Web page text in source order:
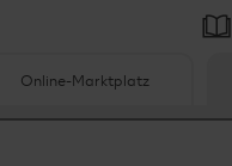
Online-Marktplatz